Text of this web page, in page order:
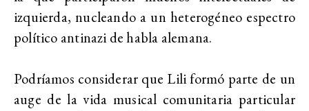
izquierda, nucleando a un heterogéneo espectro
político antinazi de habla alemana.
Podríamos considerar que Lili formó parte de un
auge de la vida musical comunitaria particular